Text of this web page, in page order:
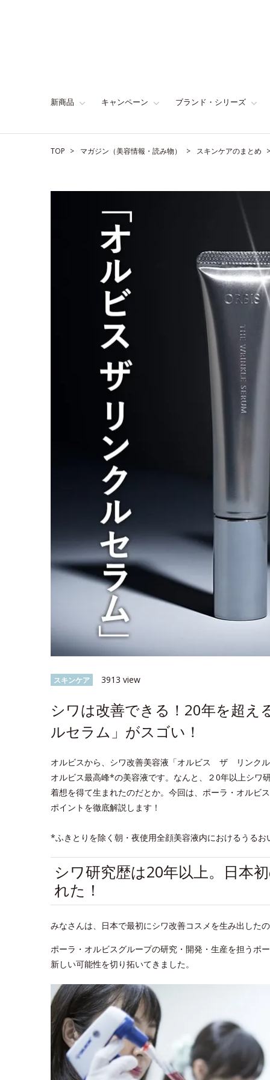
新商品 キャンペーン ブランド・シリーズ
TOP マガジン（美容情報・読み物） スキンケアのまとめ
スキンケア 3913 view
シワは改善できる！20年を超
ルセラム」がスゴい！
オルビスから、シワ改善美容液「オルビス ザ リンク
オルビス最高峰*の美容液です。なんと、２0年以上シワ
着想を得て生まれたのだとか。今回は、ポーラ・オルビ
ポイントを徹底解説します！
*ふきとりを除く朝・夜使用全顔美容液内におけるうるお
シワ研究歴は20年以上。日本
れた！
みなさんは、日本で最初にシワ改善コスメを生み出した
ポーラ・オルビスグループの研究・開発・生産を担うポ
新しい可能性を切り拓いてきました。